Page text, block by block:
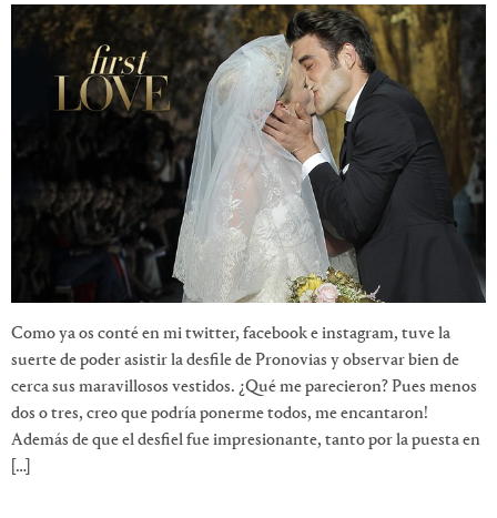
Como ya os conté en mi twitter, facebook e instagram, tuve la
suerte de poder asistir la desfile de Pronovias y observar bien de
cerca sus maravillosos vestidos. ¿Qué me parecieron? Pues menos
dos o tres, creo que podría ponerme todos, me encantaron!
Además de que el desfiel fue impresionante, tanto por la puesta en
[…]